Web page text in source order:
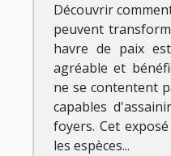
Découvrir
peuvent
havre de paix
agréable et
ne se contentent
capables
foyers. Cet
les espèces...